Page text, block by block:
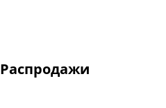
Распродажи